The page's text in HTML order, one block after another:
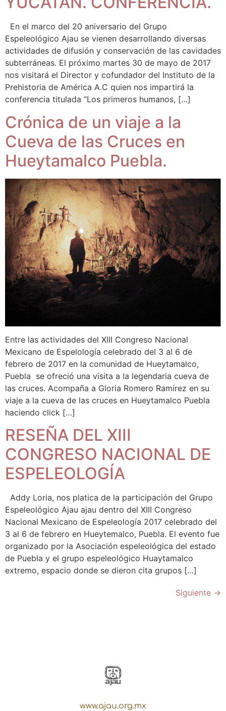
En el marco del 20 aniversario del Grupo
Espeleológico Ajau se vienen desarrollando diversas
actividades de difusión y conservación de las cavidades
subterráneas. El próximo martes 30 de mayo de 2017
nos visitará el Director y cofundador del Instituto de la
Prehistoria de América A.C quien nos impartirá la
conferencia titulada “Los primeros humanos, […]
Crónica de un viaje a la
Cueva de las Cruces en
Hueytamalco Puebla.
Entre las actividades del XIII Congreso Nacional
Mexicano de Espelología celebrado del 3 al 6 de
febrero de 2017 en la comunidad de Hueytamalco,
Puebla se ofreció una visita a la legendaria cueva de
las cruces. Acompaña a Gloria Romero Ramírez en su
viaje a la cueva de las cruces en Hueytamalco Puebla
haciendo click […]
RESEÑA DEL XIII
CONGRESO NACIONAL DE
ESPELEOLOGÍA
Addy Loria, nos platica de la participación del Grupo
Espeleológico Ajau ajau dentro del XIII Congreso
Nacional Mexicano de Espeleología 2017 celebrado del
3 al 6 de febrero en Hueytemalco, Puebla. El evento fue
organizado por la Asociación espeleológica del estado
de Puebla y el grupo espeleológico Huaytamalco
extremo, espacio donde se dieron cita grupos […]
Siguiente →
www.ajau.org.mx